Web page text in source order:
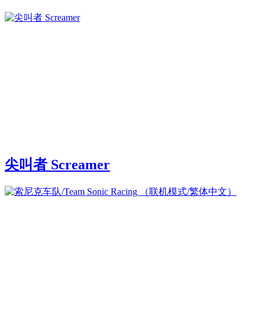
尖叫者 Screamer